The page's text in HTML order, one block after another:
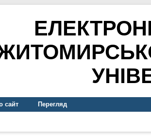
сайт Перегляд